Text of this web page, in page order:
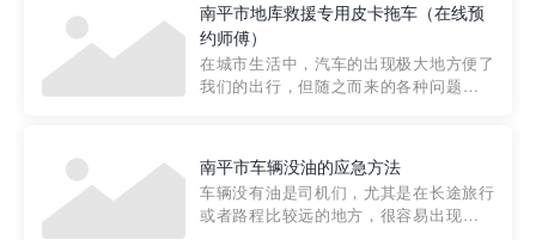
路救援拖车的收费标准是由当地交通管理
部门制定的。起步价通...
南平市地库救援专用皮卡拖车（在线预
约师傅）
在城市生活中，汽车的出现极大地方便了
我们的出行，但随之而来的各种问题也让
紧急情况下，我们需要一种高效可靠的救
援方式。而这时，地库救援专...
南平市车辆没油的应急方法
车辆没有油是司机们，尤其是在长途旅行
或者路程比较远的地方，很容易出现这种